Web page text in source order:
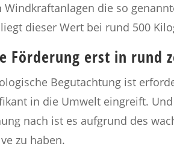
Windkraftanlagen die so
dieser Wert bei rund 500
Förderung erst in rund
Begutachtung ist
in die Umwelt eingreift.
nach ist es aufgrund des
zu haben.